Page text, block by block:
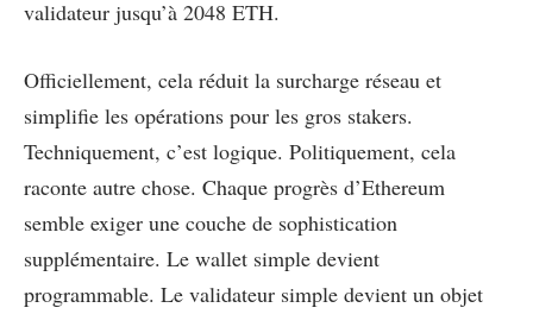
validateur jusqu’à 2048 ETH.
Officiellement, cela réduit la surcharge réseau et
simplifie les opérations pour les gros stakers.
Techniquement, c’est logique. Politiquement, cela
raconte autre chose. Chaque progrès d’Ethereum
semble exiger une couche de sophistication
supplémentaire. Le wallet simple devient
programmable. Le validateur simple devient un objet